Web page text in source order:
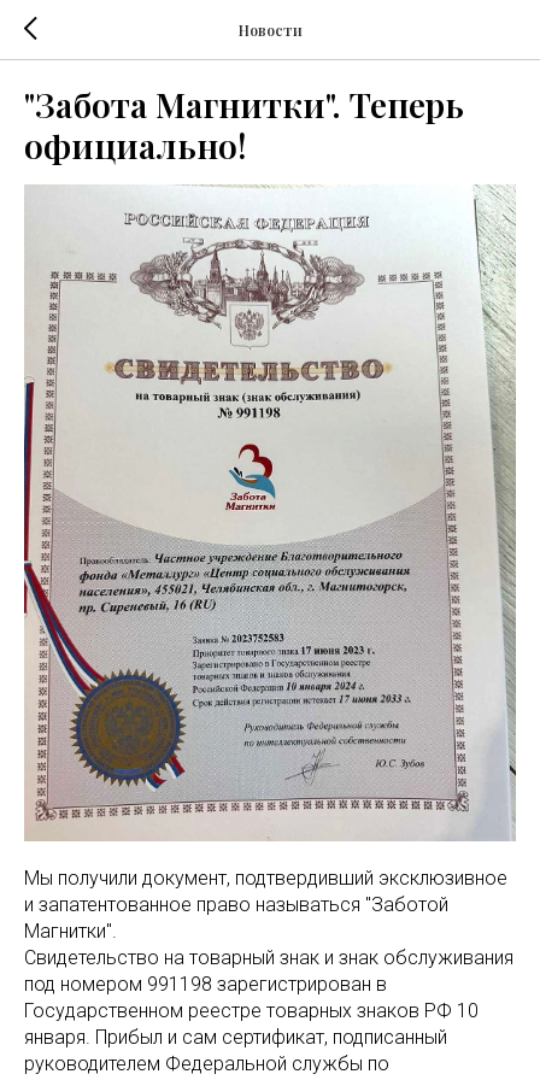
Новости
"Забота Магнитки". Теперь
официально!
Мы получили документ, подтвердивший эксклюзивное
и запатентованное право называться "Заботой
Магнитки".
Свидетельство на товарный знак и знак обслуживания
под номером 991198 зарегистрирован в
Государственном реестре товарных знаков РФ 10
января. Прибыл и сам сертификат, подписанный
руководителем Федеральной службы по